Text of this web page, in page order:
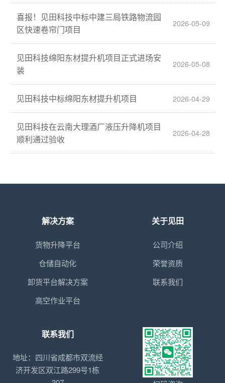
喜报！见田科技中标中建三局铁路物流园
区快速卷帘门项目
2026-05-09
见田科技绵阳东材提升机项目正式进场安
装
2026-05-08
见田科技中标绵阳东材提升机项目 2026-04-29
见田科技在云南大理酒厂液压升降机项目
顺利通过验收
2026-04-28
解决方案
货物升降平台
仓储自动化
卸货平台解决方案
高空作业平台
关于见田
公司介绍
荣誉资质
联系我们
联系我们
地址：四川省成都市双流经
济开发区双江路299号1栋